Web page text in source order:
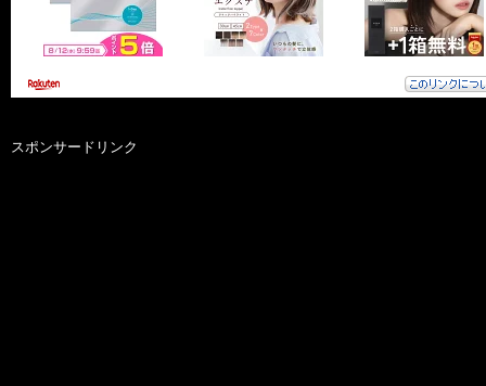
スポンサードリンク